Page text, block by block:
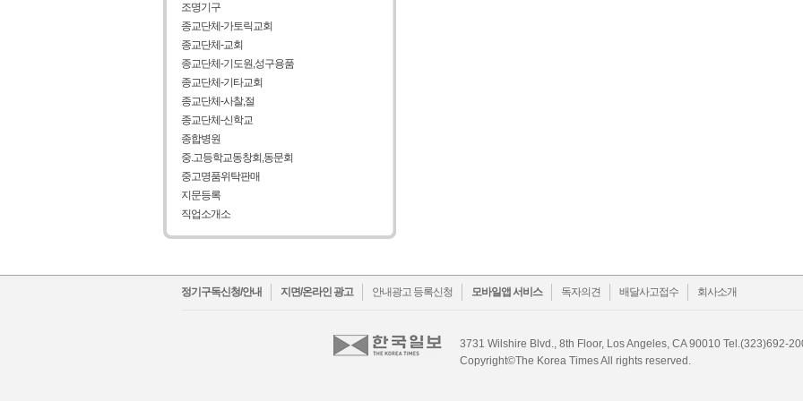
조명기구
종교단체-가토릭교회
종교단체-교회
종교단체-기도원,성구용품
종교단체-기타교회
종교단체-사찰,절
종교단체-신학교
종합병원
중.고등학교동창회,동문회
중고명품위탁판매
지문등록
직업소개소
정기구독신청/안내 지면/온라인 광고 안내광고 등록신청 모바일앱 서비스 독자의견 배달사고접수 회사소개
facebook
twitter
3731 Wilshire Blvd., 8th Floor, Los Angeles, CA 90010 Tel.(323)692-
Copyright©The Korea Times All rights reserved.